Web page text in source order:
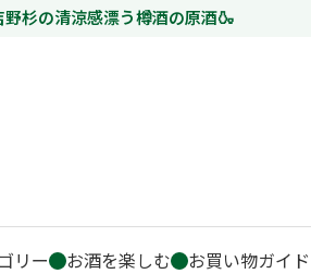
杉の清涼感漂う樽酒の原酒🍶
リー お酒を楽しむ お買い物ガイド